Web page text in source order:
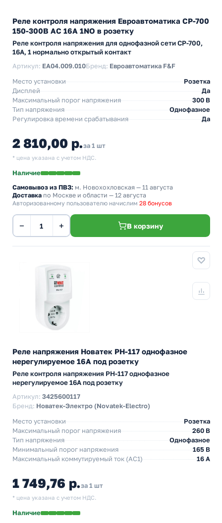
Реле контроля напряжения Евроавтоматика CP-700
150-300В АС 16А 1NO в розетку
Реле контроля напряжения для однофазной сети CP-700,
16А, 1 нормально открытый контакт
Артикул: EA04.009.010Бренд: Евроавтоматика F&F
Место установки
Розетка
Дисплей
Да
Максимальный порог напряжения
300 В
Тип напряжения
Однофазное
Регулировка времени срабатывания
Да
2 810,00 р.за 1 шт
* цена указана с учетом НДС.
Наличие
Самовывоз из ПВЗ: м. Новохохловская — 11 августа
Доставка по Москве и области — 12 августа
Авторизованному пользователю начислим 28 бонусов
− + В корзину
Реле напряжения Новатек РН-117 однофазное
нерегулируемое 16А под розетку
Реле контроля напряжения РН-117 однофазное
нерегулируемое 16А под розетку
Артикул: 3425600117
Бренд: Новатек-Электро (Novatek-Electro)
Место установки
Розетка
Максимальный порог напряжения
260 В
Тип напряжения
Однофазное
Минимальный порог напряжения
165 В
Максимальный коммутируемый ток (АС1)
16 А
1 749,76 р.за 1 шт
* цена указана с учетом НДС.
Наличие